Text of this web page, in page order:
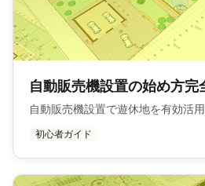
自動販売機設置の始め方完
自動販売機設置で遊休地を有効活用
初心者ガイド